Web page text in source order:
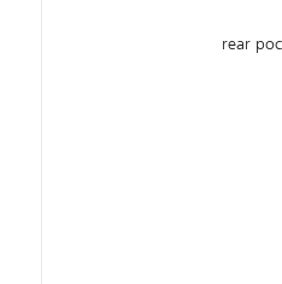
2 rear